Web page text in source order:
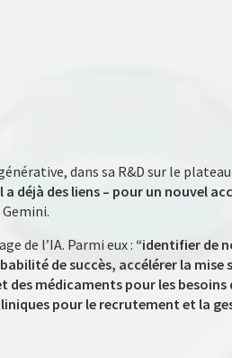
dans sa R&D sur le plateau
déjà des liens – pour un nouvel
de l’IA. Parmi eux : “identifier de
de succès, accélérer la mise
médicaments pour les besoins
pour le recrutement et la